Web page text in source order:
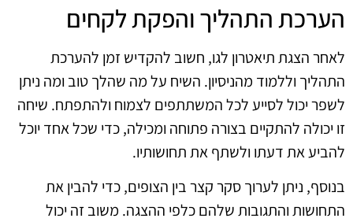
הערכת התהליך והפקת לקחים
לאחר הצגת תיאטרון לגו, חשוב להקדיש זמן להערכת
התהליך וללמוד מהניסיון. השיח על מה שהלך טוב ומה ניתן
לשפר יכול לסייע לכל המשתתפים לצמוח ולהתפתח. שיחה
זו יכולה להתקיים בצורה פתוחה ומכילה, כדי שכל אחד יוכל
להביע את דעתו ולשתף את תחושותיו.
בנוסף, ניתן לערוך סקר קצר בין הצופים, כדי להבין את
התחושות והתגובות שלהם כלפי ההצגה. משוב זה יכול